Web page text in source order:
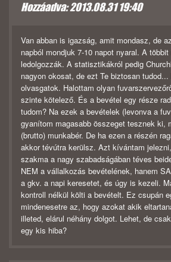
Hozzáadva: 2013.08.31 19:40
Van abban is igazság, amit mondasz, de
napból mondjuk 7-10 napot nyaral. A
ledolgozzák. A statisztikákról pedig
nagyon okosat, de ezt Te biztosan
olvasgatok. Halottam olyan
szinte kötelező. És a bevétel egy része
tudom? Na ezek a bevételek (levonva a
gyanítom magasabb összeget tesznek ki,
(brutto) munkabér. De ha ezen a részén
akkor tévútra kerülsz. Azt kívántam
szakma a nagy szabadságában téves
NEM a vállalkozás bevételének, hanem
a gkv. a napi keresetet, és úgy is kezeli.
kontroll nélkül költi a bevételt. Ez csupán
mindenesetre az, hogy azokat akik
illeted, elárul néhány dolgot. Lehet, de
egy kis hiba?